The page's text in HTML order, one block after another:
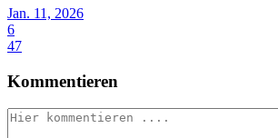
Jan. 11, 2026
6
47
Kommentieren